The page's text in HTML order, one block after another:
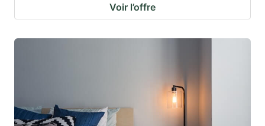
Voir l’offre